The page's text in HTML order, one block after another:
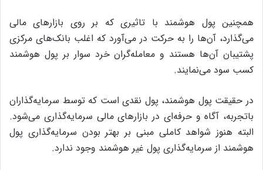
همچنین پول هوشمند با تاثیری که بر روی بازارهای مالی
می‌گذارد، آن‌ها را به حرکت در می‌آورد که اغلب بانک‌های مرکزی
پشتیبان آن‌ها هستند و معامله‌گران خرد سوار بر پول هوشمند
کسب سود می‌نمایند.
در حقیقت پول هوشمند، پول نقدی است که توسط سرمایه‌گذاران
باتجربه، آگاه و حرفه‌ای در بازارهای مالی سرمایه‌گذاری می‌شود.
البته هنوز شواهد کاملی مبنی بر بهتر بودن سرمایه‌گذاری پول
هوشمند از سرمایه‌گذاری پول غیر هوشمند وجود ندارد.